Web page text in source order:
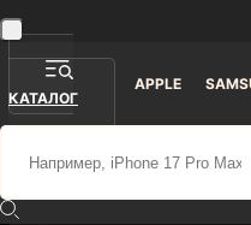
КАТАЛОГ
APPLE
Boombox 4
50 100 ₽42 590 ₽